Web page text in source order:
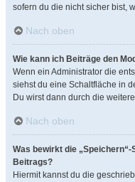
sofern du die nicht sicher bist,
Nach oben
Wie kann ich Beiträge den
Wenn ein Administrator die
siehst du eine Schaltfläche in
Du wirst dann durch die
Nach oben
Was bewirkt die
Beitrags?
Hiermit kannst du die